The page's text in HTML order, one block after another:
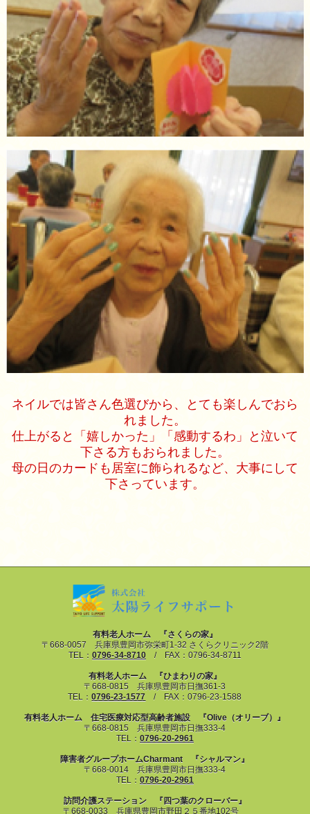
ネイルでは皆さん色選びから、とても楽しんでおら
れました。
仕上がると「嬉しかった」「感動するわ」と泣いて
下さる方もおられました。
母の日のカードも居室に飾られるなど、大事にして
下さっています。
有料老人ホーム 『さくらの家』
〒668-0057 兵庫県豊岡市弥栄町1-32 さくらクリニック2階
TEL： 0796-34-8710/ FAX：0796-34-8711
有料老人ホーム 『ひまわりの家』
〒668-0815 兵庫県豊岡市日撫361-3
TEL：0796-23-1577 / FAX：0796-23-1588
有料老人ホーム 住宅医療対応型高齢者施設 『Olive（オリーブ）』
〒668-0815 兵庫県豊岡市日撫333-4
TEL： 0796-20-2961
障害者グループホームCharmant 『シャルマン』
〒668-0014 兵庫県豊岡市日撫333-4
TEL： 0796-20-2961
訪問介護ステーション 『四つ葉のクローバー』
〒668-0033 兵庫県豊岡市野田２５番地102号